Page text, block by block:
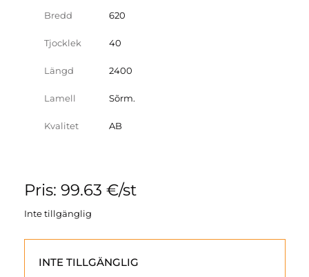
Bredd 620
Tjocklek 40
Längd 2400
Lamell Sõrm.
Kvalitet AB
Pris: 99.63 €/st
Inte tillgänglig
INTE TILLGÄNGLIG